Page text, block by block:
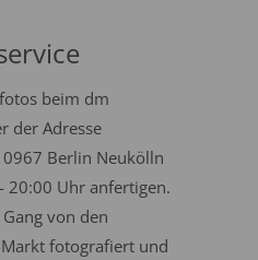
beim dm
der Adresse
Berlin Neukölln
20:00 Uhr anfertigen.
von den
fotografiert und